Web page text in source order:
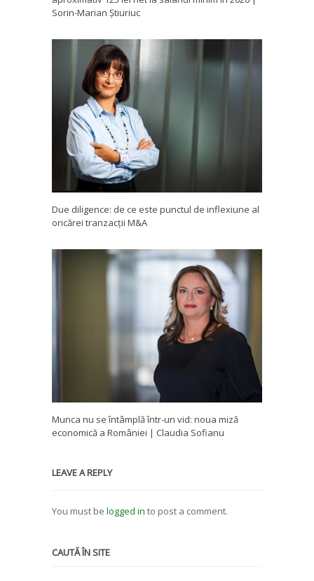
Sorin-Marian Știuriuc
Due diligence: de ce este punctul de inflexiune al
oricărei tranzacții M&A
Munca nu se întâmplă într-un vid: noua miză
economică a României | Claudia Sofianu
LEAVE A REPLY
You must be logged in to post a comment.
CAUTĂ ÎN SITE